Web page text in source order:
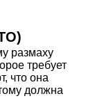
размаху
требует
что она
должна